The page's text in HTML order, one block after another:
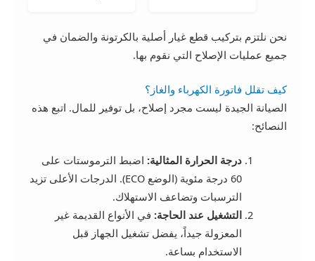
نحن نلتزم بتركيب قطع غيار أصلية بالكرتونة والضمان في
جميع عمليات الإصلاح التي نقوم بها.
كيف تقلل فاتورة الكهرباء والغاز؟
الصيانة الجيدة ليست مجرد إصلاح، بل توفير للمال. اتبع هذه
النصائح:
درجة الحرارة المثالية: اضبط الترموستات على
60 درجة مئوية (الوضع ECO). الدرجات الأعلى تزيد
الترسبات وتضاعف الاستهلاك.
التشغيل عند الحاجة: في الأنواع القديمة غير
المعزولة جيداً، يفضل تشغيل الجهاز قبل
الاستخدام بساعة.